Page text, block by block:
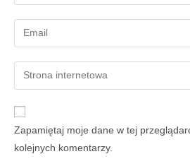
Zapamiętaj moje dane w tej
kolejnych komentarzy.